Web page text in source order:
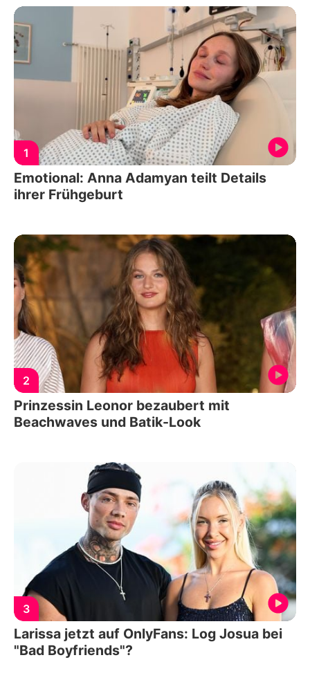
1
Emotional: Anna Adamyan teilt Details
ihrer Frühgeburt
2
Prinzessin Leonor bezaubert mit
Beachwaves und Batik-Look
3
Larissa jetzt auf OnlyFans: Log Josua bei
"Bad Boyfriends"?